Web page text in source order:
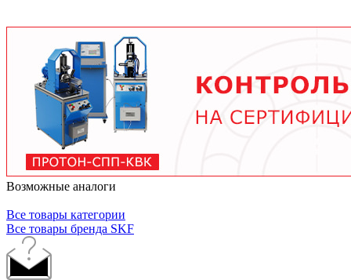
тяжелых условиях до 2 лет при нормальной
эксплуатации. Используйте только
рекомендованные производителем смазочные
материалы.
Возможные аналоги
Все товары категории
Все товары бренда SKF